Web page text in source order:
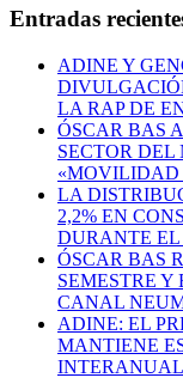
Entradas
ADINE Y
LA RAP DE
ÓSCAR BAS
SECTOR
«MOVILIDAD
LA
2,2% EN
DURANTE EL
ÓSCAR BAS
SEMESTRE Y
CANAL
ADINE: EL
MANTIENE
INTERANUAL